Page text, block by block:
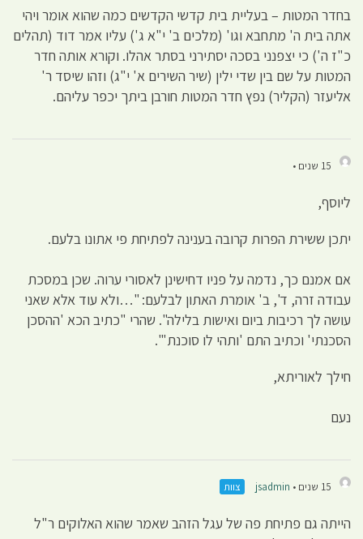
בחדר המטות – בעליית בית קדשי הקדשים כמה שהוא אומר ויהי
אתה בית ה' מתחבא וגו' (מלכים ב' י"א ג') עליו אמר דוד (תהלים
כ"ז ה') כי יצפנני בסכה יסתירני בסתר אהלו. וקורא אותה חדר
המטות על שם בין שדי ילין (שיר השירים א' י"ג) וזהו שיסד ר'
אליעזר (הקליר) נפץ חדר המטות חורבן ביתך יכפר עליהם.
15 שנים •
ליוסף,
יתכן ששירת הפרות קרובה בענינה לפתיחת פי אתונו בלעם.
אם אמנם כך, נדמה על פניו דחישינן לאסורי ערוה. שכן במסכת
עבודה זרה, ד', ב' אומרת האתון לבלעם: "…ולא עוד אלא שאני
עושה לך רכיבות ביום ואישות בלילה". שהרי "כתיב הכא 'ההסכן
הסכנתי' וכתיב התם 'ותהי לו סוכנת'".
חילך לאוריתא,
נעם
15 שנים • jsadmin צוות
הייתה גם פתיחת פה של עגל הזהב שאמר שהוא האלוקים ר"ל